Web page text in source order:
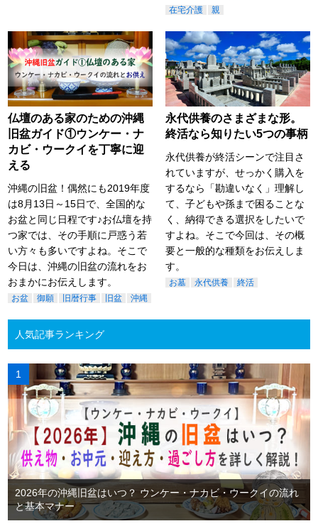
在宅介護
親
仏壇のある家のための沖縄
旧盆ガイド①ウンケー・ナ
カビ・ウークイを丁寧に迎
える
沖縄の旧盆！偶然にも2019年度
は8月13日～15日で、全国的な
お盆と同じ日程です♪お仏壇を持
つ家では、その手順に戸惑う若
い方々も多いですよね。そこで
今日は、沖縄の旧盆の流れをお
おまかにお伝えします。
お盆 御願 旧暦行事 旧盆 沖縄
永代供養のさまざまな形。
終活なら知りたい5つの事柄
永代供養が終活シーンで注目さ
れていますが、せっかく購入を
するなら「勘違いなく」理解し
て、子どもや孫まで困ることな
く、納得できる選択をしたいで
すよね。そこで今回は、その概
要と一般的な種類をお伝えしま
す。
お墓 永代供養 終活
人気記事ランキング
2026年の沖縄旧盆はいつ？ ウンケー・ナカビ・ウークイの流れ
と基本マナー